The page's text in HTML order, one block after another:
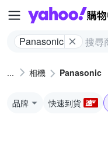
Panasonic
相機 Panasonic
品牌 快速到貨